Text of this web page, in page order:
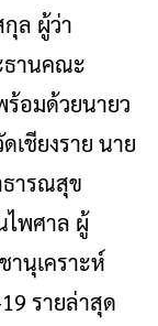
ล ผู้ว่า
ธานคณะ
ร้อมด้วยนายว
เชียงราย นาย
ารณสุข
ไพศาล ผู้
านุเคราะห์
รายล่าสุด